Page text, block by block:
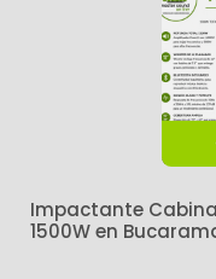
Impactante Cabina
1500W en